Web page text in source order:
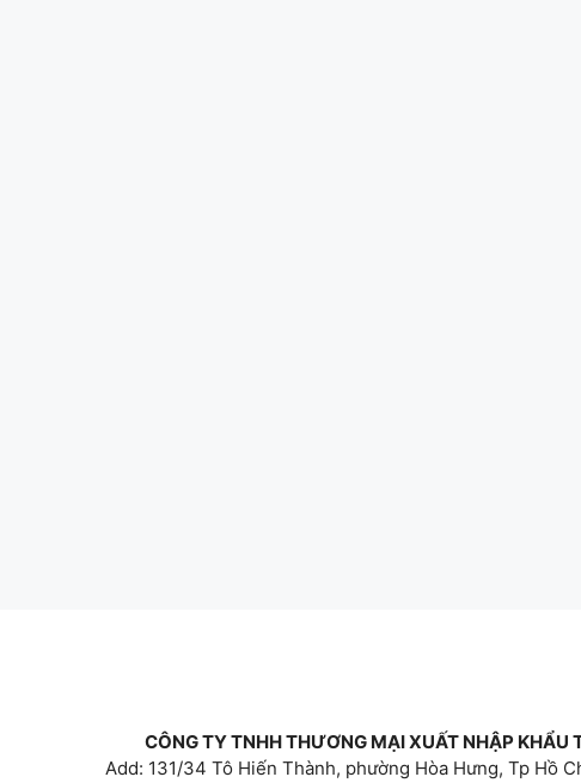
CÔNG TY TNHH THƯƠNG MẠI XUẤT NHẬP KHẨU
Add: 131/34 Tô Hiến Thành, phường Hòa Hưng, Tp Hồ